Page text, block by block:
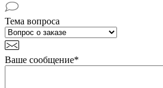
Тема вопроса
Ваше сообщение*